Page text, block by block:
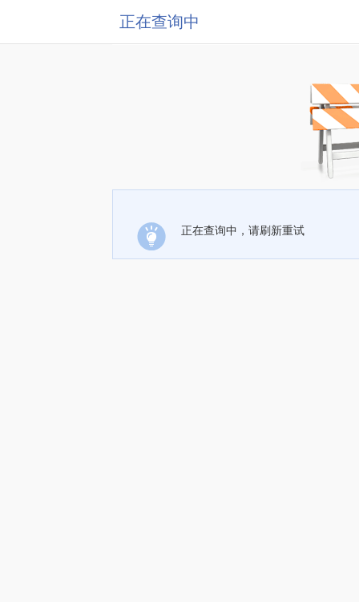
正在查询中
正在查询中，请刷新重试